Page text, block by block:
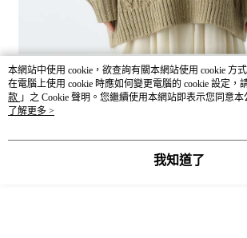
本網站中使用 cookie，欲查詢有關本網站使用 cookie 方
在電腦上使用 cookie 時應如何變更電腦的 cookie 設定，
款 」之 Cookie 聲明。您繼續使用本網站即表示您同意
之 Cookie 聲明使用 cookie。
了解更多 >
我知道了